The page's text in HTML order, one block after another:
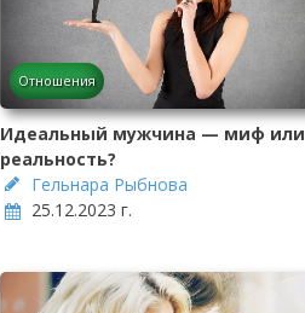
Отношения
Идеальный мужчина — миф или
реальность?
Гельнара Рыбнова
25.12.2023 г.